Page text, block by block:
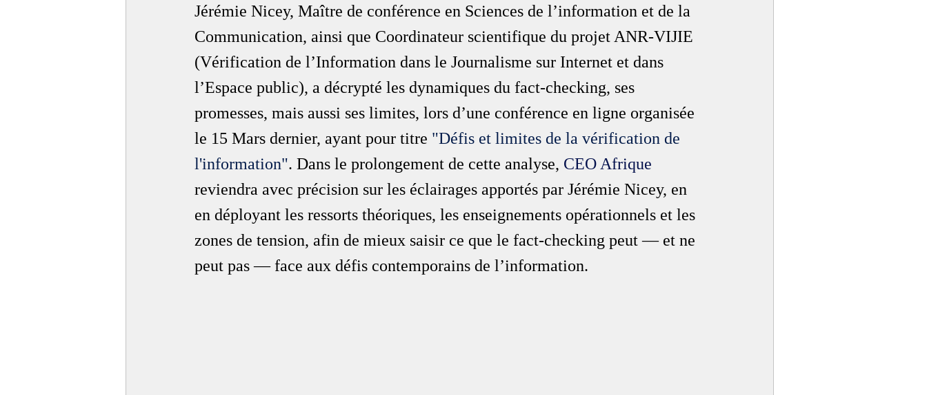
Jérémie Nicey, Maître de conférence en Sciences de l’information et de la
Communication, ainsi que Coordinateur scientifique du projet ANR-VIJIE
(Vérification de l’Information dans le Journalisme sur Internet et dans
l’Espace public), a décrypté les dynamiques du fact-checking, ses
promesses, mais aussi ses limites, lors d’une conférence en ligne organisée
le 15 Mars dernier, ayant pour titre "Défis et limites de la vérification de
l'information". Dans le prolongement de cette analyse, CEO Afrique
reviendra avec précision sur les éclairages apportés par Jérémie Nicey, en
en déployant les ressorts théoriques, les enseignements opérationnels et les
zones de tension, afin de mieux saisir ce que le fact-checking peut — et ne
peut pas — face aux défis contemporains de l’information.